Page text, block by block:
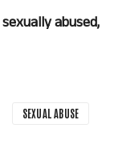
abused,
SEXUAL ABUSE